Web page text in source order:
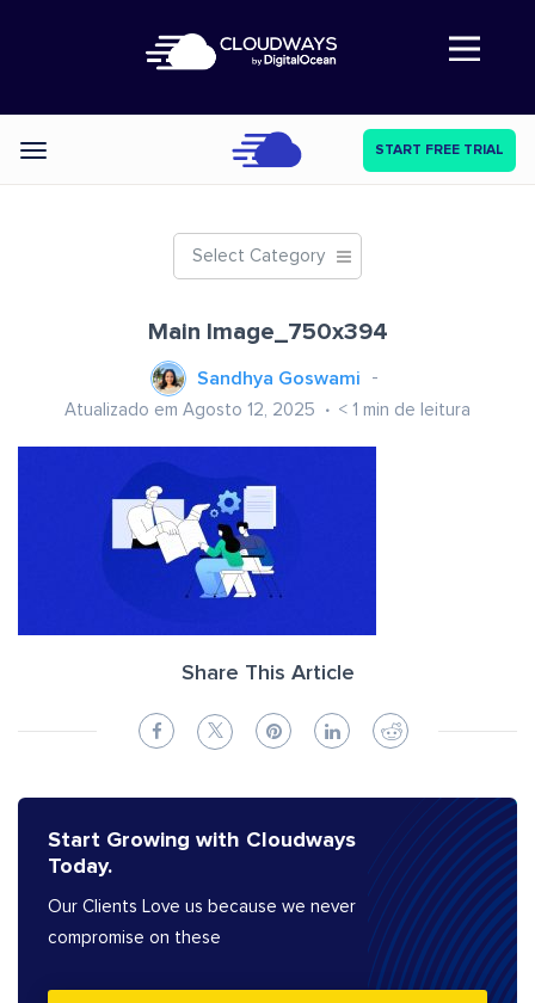
Abre a navegação
Categories START FREE TRIAL
Select Category
Main Image_750x394
Sandhya Goswami
Atualizado em Agosto 12, 2025 < 1 min de leitura
Share This Article
Start Growing with Cloudways
Today.
Our Clients Love us because we never
compromise on these